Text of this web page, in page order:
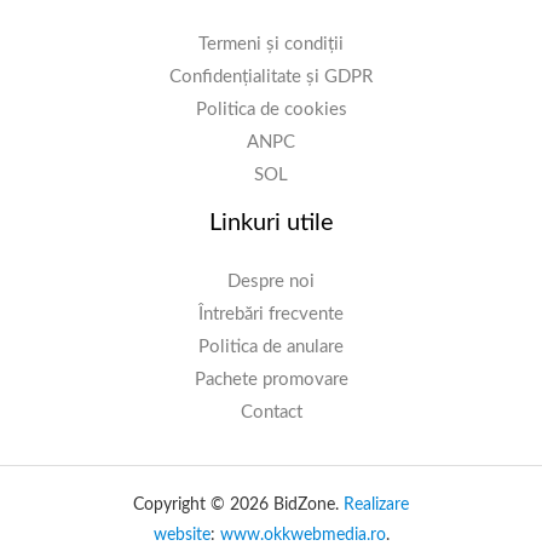
Termeni și condiții
Confidențialitate și GDPR
Politica de cookies
ANPC
SOL
Linkuri utile
Despre noi
Întrebări frecvente
Politica de anulare
Pachete promovare
Contact
Copyright © 2026 BidZone. Realizare
website: www.okkwebmedia.ro.